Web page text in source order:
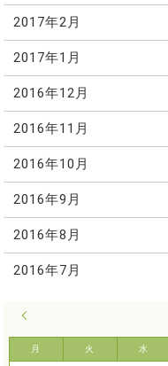
2017年2月
2017年1月
2016年12月
2016年11月
2016年10月
2016年9月
2016年8月
2016年7月
月 火 水